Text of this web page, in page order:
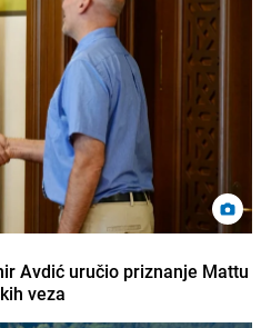
Avdić uručio priznanje Mattu
veza